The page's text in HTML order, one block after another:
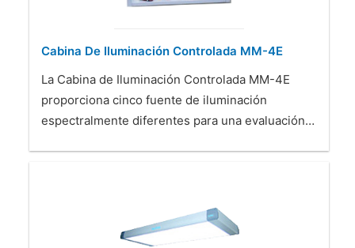
Cabina De Iluminación Controlada MM-4E
La Cabina de Iluminación Controlada MM-4E
proporciona cinco fuente de iluminación
espectralmente diferentes para una evaluación…